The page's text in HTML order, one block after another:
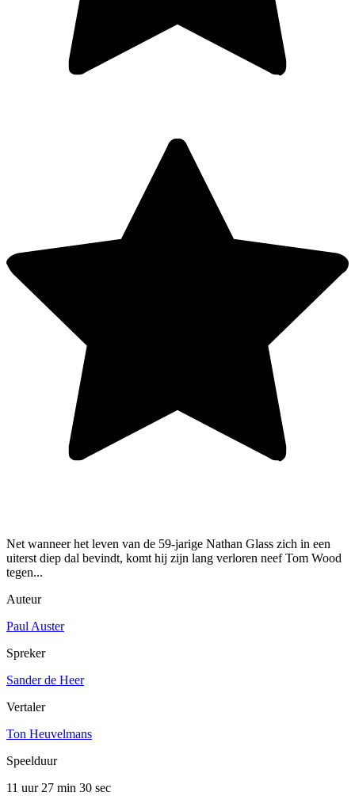
Net wanneer het leven van de 59-jarige Nathan Glass zich in een
uiterst diep dal bevindt, komt hij zijn lang verloren neef Tom Wood
tegen...
Auteur
Paul Auster
Spreker
Sander de Heer
Vertaler
Ton Heuvelmans
Speelduur
11 uur 27 min 30 sec